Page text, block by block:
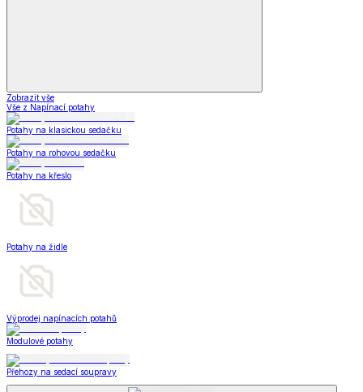
Zobrazit vše
Vše z Napínací potahy
Potahy na klasickou sedačku
Potahy na rohovou sedačku
Potahy na křeslo
Potahy na židle
Výprodej napínacích potahů
Modulové potahy
Přehozy na sedací soupravy